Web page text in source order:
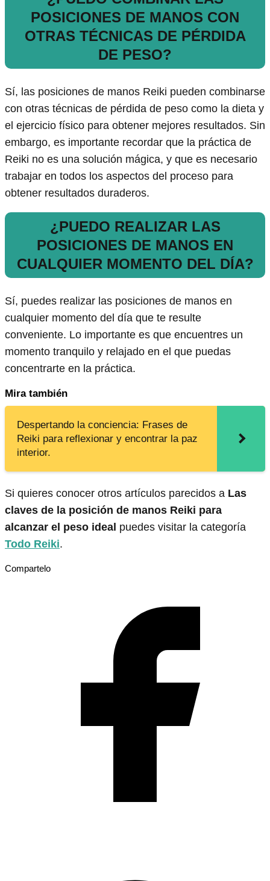
POSICIONES DE MANOS CON
OTRAS TÉCNICAS DE PÉRDIDA
DE PESO?
Sí, las posiciones de manos Reiki pueden combinarse
con otras técnicas de pérdida de peso como la dieta y
el ejercicio físico para obtener mejores resultados. Sin
embargo, es importante recordar que la práctica de
Reiki no es una solución mágica, y que es necesario
trabajar en todos los aspectos del proceso para
obtener resultados duraderos.
¿PUEDO REALIZAR LAS
POSICIONES DE MANOS EN
CUALQUIER MOMENTO DEL DÍA?
Sí, puedes realizar las posiciones de manos en
cualquier momento del día que te resulte
conveniente. Lo importante es que encuentres un
momento tranquilo y relajado en el que puedas
concentrarte en la práctica.
Mira también
Despertando la conciencia: Frases de
Reiki para reflexionar y encontrar la paz
interior.
Si quieres conocer otros artículos parecidos a Las
claves de la posición de manos Reiki para
alcanzar el peso ideal puedes visitar la categoría
Todo Reiki.
Compartelo